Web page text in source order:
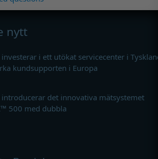
nytt
investerar i ett utökat servicecenter i
kundsupporten i Europa
introducerar det innovativa mätsystemet
500 med dubbla